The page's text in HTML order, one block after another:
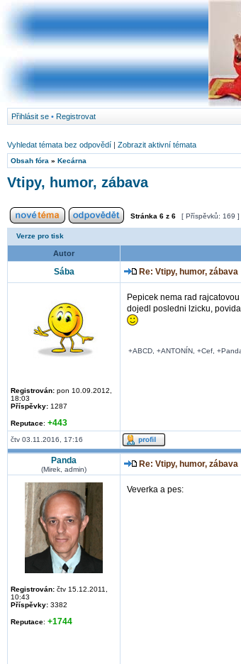
Přihlásit se • Registrovat
Vyhledat témata bez odpovědí | Zobrazit aktivní témata
Obsah fóra » Kecárna
Vtipy, humor, zábava
Stránka 6 z 6 [ Příspěvků: 169 ]
Verze pro tisk
Autor
Sába Re: Vtipy, humor, zábava
Registrován: pon 10.09.2012,
18:03
Příspěvky: 1287
Reputace: +443
Pepicek nema rad
dojedl posledni lzicku,
+ABCD, +ANTONÍN, +Cef,
čtv 03.11.2016, 17:16
Panda
(Mirek, admin)
Re: Vtipy, humor, zábava
Registrován: čtv 15.12.2011,
10:43
Příspěvky: 3382
Reputace: +1744
Veverka a pes: